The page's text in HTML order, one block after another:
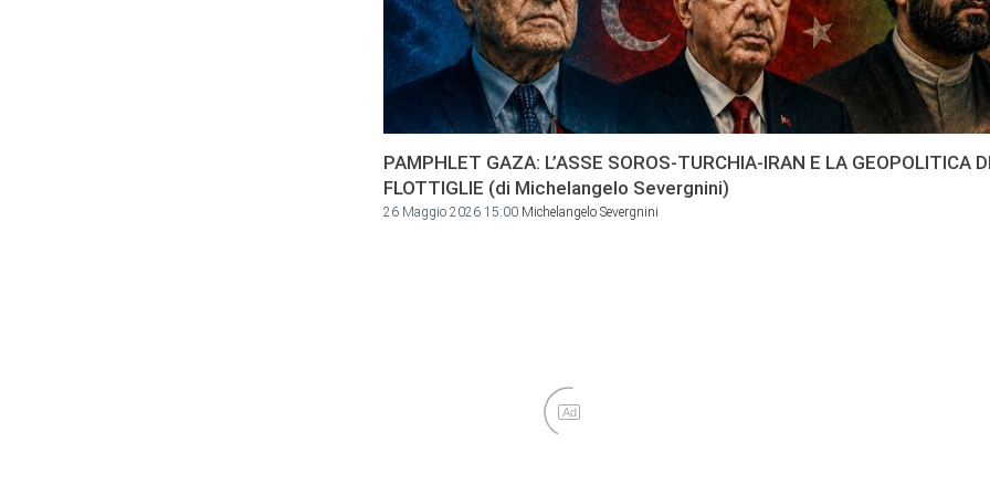
PAMPHLET GAZA: L’ASSE SOROS-TURCHIA-IRAN E LA GEOPOLITICA
FLOTTIGLIE (di Michelangelo Severgnini)
26 Maggio 2026 15:00 Michelangelo Severgnini
Ad